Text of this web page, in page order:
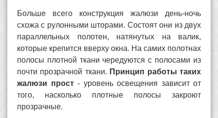
Больше всего конструкция жалюзи день-ночь
схожа с рулонными шторами. Состоят они из двух
параллельных полотен, натянутых на валик,
которые крепится вверху окна. На самих полотнах
полосы плотной ткани чередуются с полосами из
почти прозрачной ткани. Принцип работы таких
жалюзи прост- уровень освещения зависит от
того, насколько плотные полосы закроют
прозрачные.